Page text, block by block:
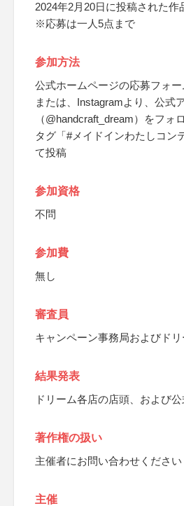
2024年2月20日に投稿された作
※応募は一人5点まで
参加方法
公式ホームページの応募フォ
または、Instagramより、公式
（@handcraft_dream）をフォ
タグ「#メイドインわたしコン
て投稿
参加資格
不問
参加費
無し
審査員
キャンペーン事務局およびド
結果発表
ドリーム各店の店頭、および
著作権の扱い
主催者にお問い合わせください
主催